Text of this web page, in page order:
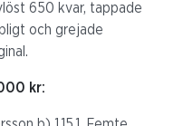
650 kvar, tappade
och grejade
kr: